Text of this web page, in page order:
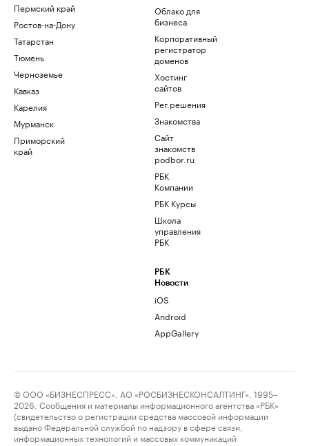
Пермский край
Ростов-на-Дону
Татарстан
Тюмень
Черноземье
Кавказ
Карелия
Мурманск
Приморский
край
Облако для
бизнеса
Корпоративный
регистратор
доменов
Хостинг
сайтов
Рег.решения
Знакомства
Сайт
знакомств
podbor.ru
РБК
Компании
РБК Курсы
Школа
управления
РБК
РБК
Новости
iOS
Android
AppGallery
© ООО «БИЗНЕСПРЕСС», АО «РОСБИЗНЕСКОНСАЛТИНГ», 1995–
2026. Сообщения и материалы информационного агентства «РБК»
(свидетельство о регистрации средства массовой информации
выдано Федеральной службой по надзору в сфере связи,
информационных технологий и массовых коммуникаций